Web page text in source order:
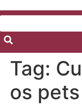
Tag:
os